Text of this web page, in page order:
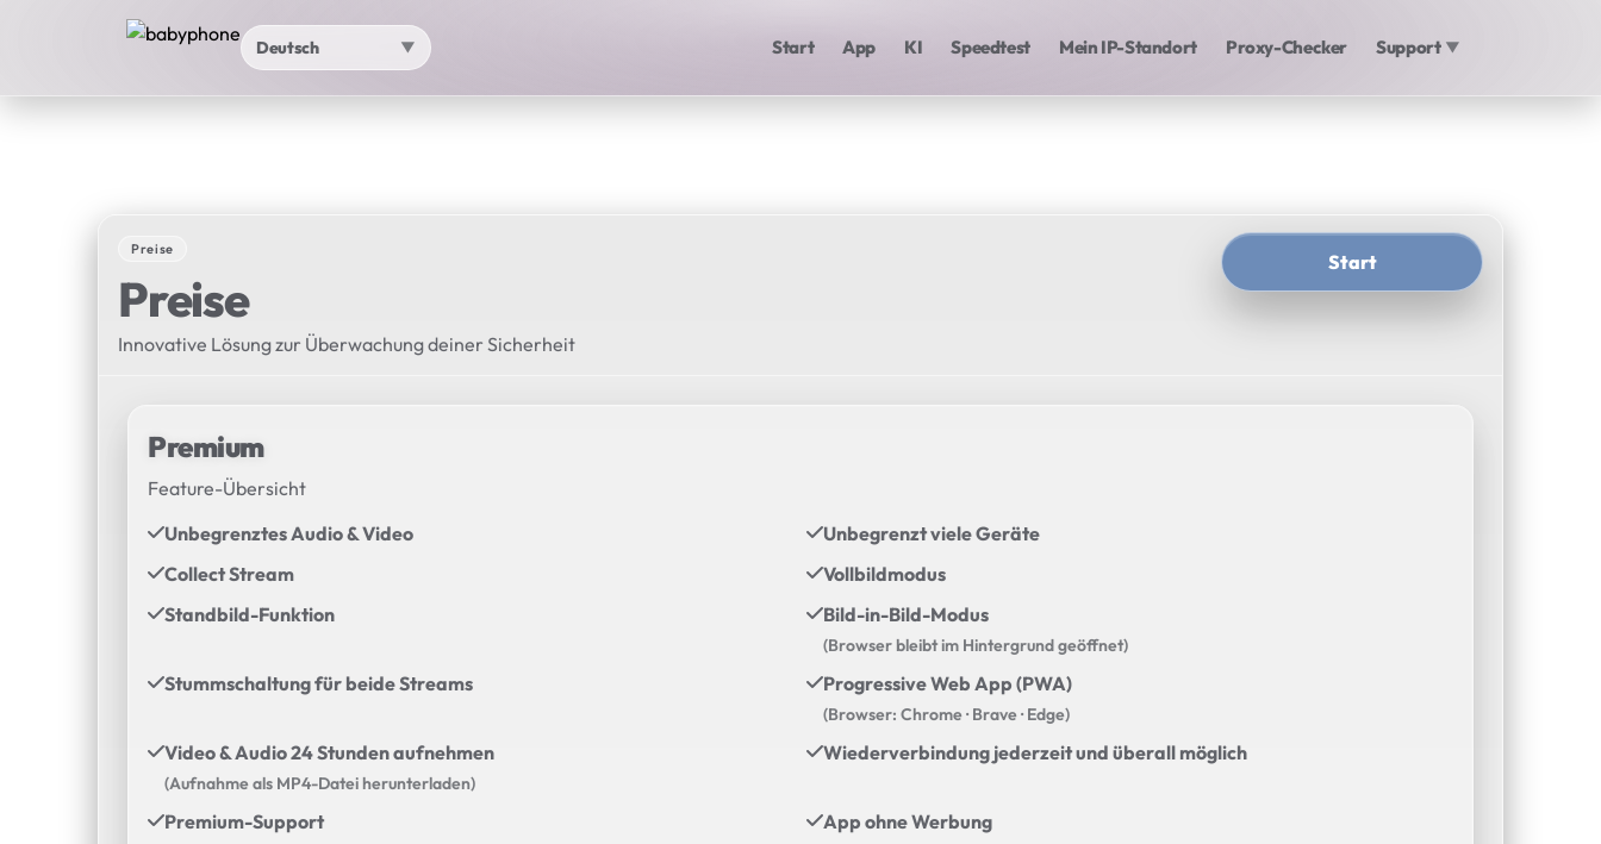
Deutsch ▼ Start App KI Speedtest Mein IP-Standort Proxy-Checker Support ▼
Preise
Preise
Innovative Lösung zur Überwachung deiner Sicherheit
Start
Premium
Feature-Übersicht
Unbegrenztes Audio & Video
Unbegrenzt viele Geräte
Collect Stream
Vollbildmodus
Standbild-Funktion
Bild-in-Bild-Modus
(Browser bleibt im Hintergrund geöffnet)
Stummschaltung für beide Streams Progressive Web App (PWA)
(Browser: Chrome · Brave · Edge)
Video & Audio 24 Stunden aufnehmen
(Aufnahme als MP4-Datei herunterladen)
Wiederverbindung jederzeit und überall möglich
Premium-Support
App ohne Werbung